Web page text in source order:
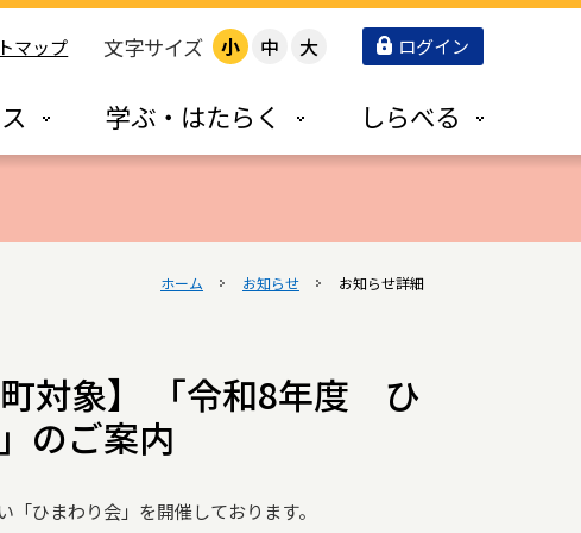
マップ 文字サイズ 小 中 大 ログイン
学ぶ・はたらく しらべる
ホーム お知らせ お知らせ詳細
対象】 「令和8年度 ひ
のご案内
ひまわり会」を開催しております。